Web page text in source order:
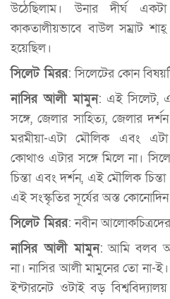
উঠেছিলাম। উনার দীর্ঘ
কাকতালীয়ভাবে বাউল সম্রাট
হয়েছিল।
সিলেট মিরর: সিলেটের কোন
নাসির আলী মামুন: এই সিলেট,
সঙ্গে, জেলার সাহিত্য, জেলার
মরমীয়া-এটা মৌলিক এবং এটা
কোথাও এটার সঙ্গে মিলে না।
চিন্তা এবং দর্শন, এই মৌলিক
এই সংস্কৃতির সূর্যের অস্ত কোনোদিন
সিলেট মিরর: নবীন আলোকচিত্রদের
নাসির আলী মামুন: আমি বলব
না। নাসির আলী মামুনের তো না-
ইন্টারনেট ওটাই বড়